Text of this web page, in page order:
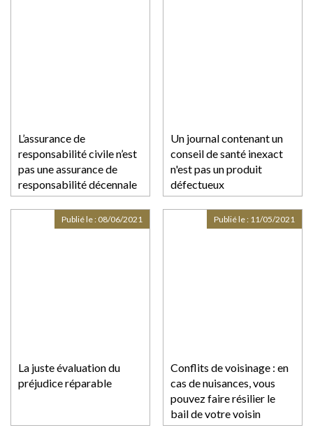
L’assurance de
responsabilité civile n’est
pas une assurance de
responsabilité décennale
Un journal contenant un
conseil de santé inexact
n'est pas un produit
défectueux
La juste évaluation du
préjudice réparable
Publié le : 08/06/2021
Conflits de voisinage : en
cas de nuisances, vous
pouvez faire résilier le
bail de votre voisin
Publié le : 11/05/2021